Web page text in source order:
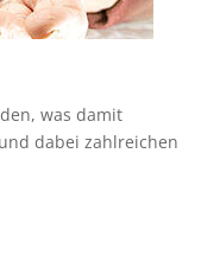
was damit
dabei zahlreichen